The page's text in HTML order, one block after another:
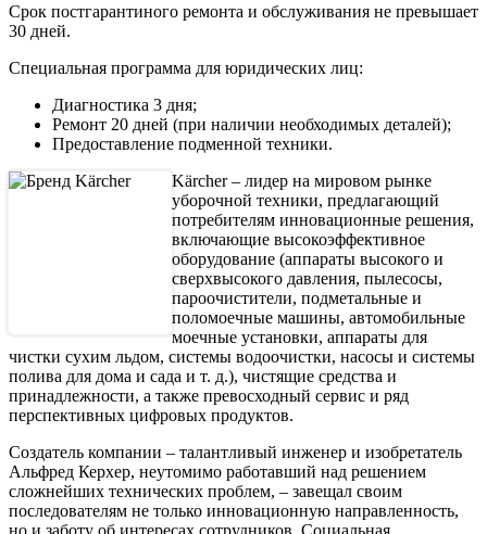
Срок постгарантиного ремонта и обслуживания не превышает
30 дней.
Специальная программа для юридических лиц:
Диагностика 3 дня;
Ремонт 20 дней (при наличии необходимых деталей);
Предоставление подменной техники.
Kärcher – лидер на мировом рынке
уборочной техники, предлагающий
потребителям инновационные решения,
включающие высокоэффективное
оборудование (аппараты высокого и
сверхвысокого давления, пылесосы,
пароочистители, подметальные и
поломоечные машины, автомобильные
моечные установки, аппараты для
чистки сухим льдом, системы водоочистки, насосы и системы
полива для дома и сада и т. д.), чистящие средства и
принадлежности, а также превосходный сервис и ряд
перспективных цифровых продуктов.
Создатель компании – талантливый инженер и изобретатель
Альфред Керхер, неутомимо работавший над решением
сложнейших технических проблем, – завещал своим
последователям не только инновационную направленность,
но и заботу об интересах сотрудников. Социальная